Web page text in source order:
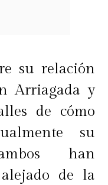
estar solo.
súper
su relación
Arriagada y
de cómo
su
han
de la